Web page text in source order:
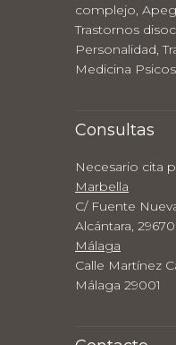
complejo,
Trastornos
Personalidad,
Medicina
Consultas
Necesario cita
Marbella
C/ Fuente
Alcántara,
Málaga
Calle Martínez
Málaga 29001